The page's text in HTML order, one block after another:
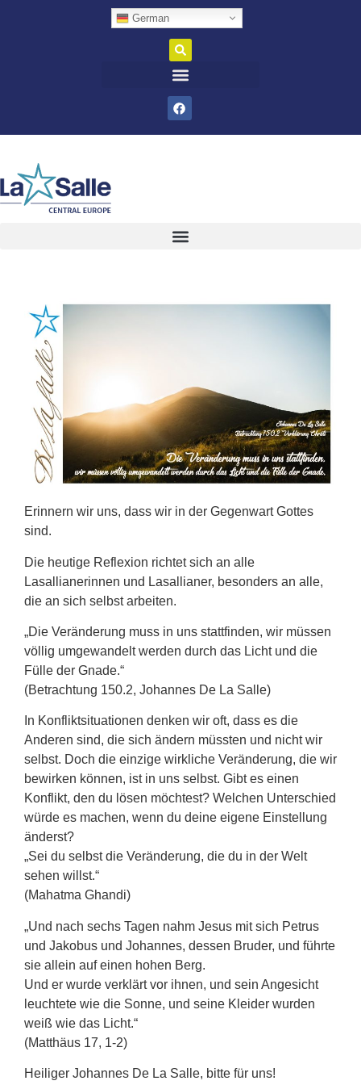
German
Erinnern wir uns, dass wir in der Gegenwart Gottes
sind.
Die heutige Reflexion richtet sich an alle
Lasallianerinnen und Lasallianer, besonders an alle,
die an sich selbst arbeiten.
„Die Veränderung muss in uns stattfinden, wir müssen
völlig umgewandelt werden durch das Licht und die
Fülle der Gnade.“
(Betrachtung 150.2, Johannes De La Salle)
In Konfliktsituationen denken wir oft, dass es die
Anderen sind, die sich ändern müssten und nicht wir
selbst. Doch die einzige wirkliche Veränderung, die wir
bewirken können, ist in uns selbst. Gibt es einen
Konflikt, den du lösen möchtest? Welchen Unterschied
würde es machen, wenn du deine eigene Einstellung
änderst?
„Sei du selbst die Veränderung, die du in der Welt
sehen willst.“
(Mahatma Ghandi)
„Und nach sechs Tagen nahm Jesus mit sich Petrus
und Jakobus und Johannes, dessen Bruder, und führte
sie allein auf einen hohen Berg.
Und er wurde verklärt vor ihnen, und sein Angesicht
leuchtete wie die Sonne, und seine Kleider wurden
weiß wie das Licht.“
(Matthäus 17, 1-2)
Heiliger Johannes De La Salle, bitte für uns!